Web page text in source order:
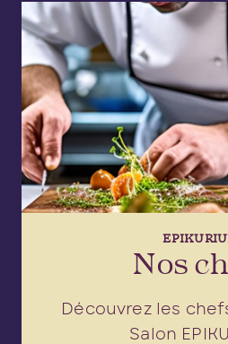
Nos
Découvrez les
Salon